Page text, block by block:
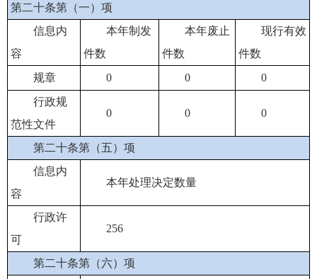
第二十条第（一）项
信息内
容
本年制发
件数
本年废止
件数
现行有效
件数
规章
0 0
0
行政规
范性文件
0 0 0
第二十条第（五）项
信息内
容
本年处理决定数量
行政许
可
256
第二十条第（六）项